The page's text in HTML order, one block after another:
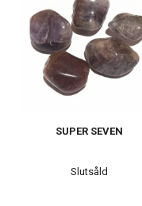
SUPER SEVEN
Slutsåld